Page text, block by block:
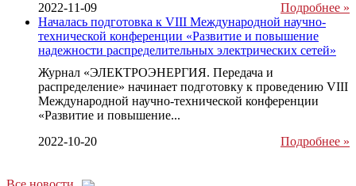
2022-11-09
Подробнее »
Началась подготовка к VIII Международной научно-
технической конференции «Развитие и повышение
надежности распределительных электрических сетей»
Журнал «ЭЛЕКТРОЭНЕРГИЯ. Передача и
распределение» начинает подготовку к проведению VIII
Международной научно-технической конференции
«Развитие и повышение...
2022-10-20
Подробнее »